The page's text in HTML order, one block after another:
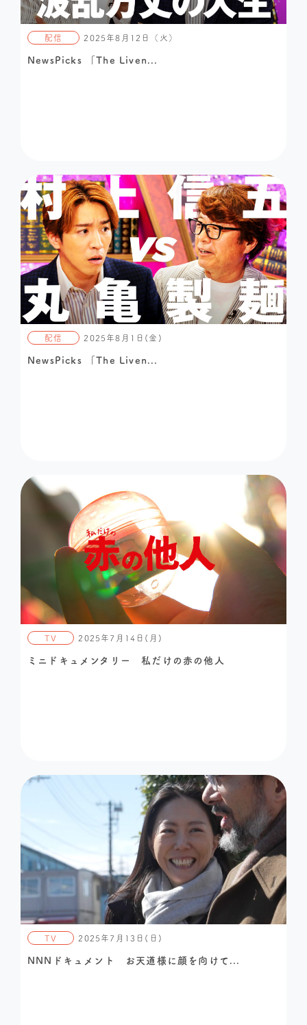
配信 2025年8月12日（火）
NewsPicks 「The Liven...
配信 2025年8月1日(金)
NewsPicks 「The Liven...
TV 2025年7月14日(月)
ミニドキュメンタリー 私だけの赤の他人
TV 2025年7月13日(日)
NNNドキュメント お天道様に顔を向けて...